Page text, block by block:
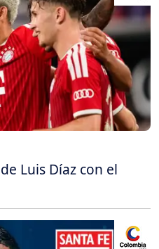
Luis Díaz con el